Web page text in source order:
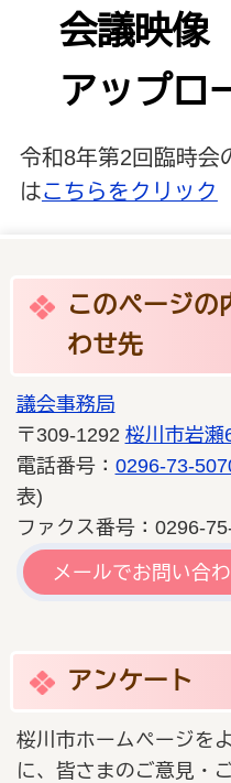
会議映像
アップロ
令和8年第2回臨時会
はこちらをクリック
このページの
わせ先
議会事務局
〒309-1292 桜川市岩瀬
電話番号： 0296-73-
表)
ファクス番号：0296-
メールでお問い合
アンケート
桜川市ホームページを
に、皆さまのご意見・